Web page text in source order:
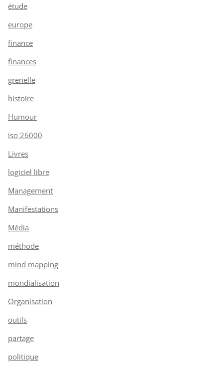
étude
europe
finance
finances
grenelle
histoire
Humour
iso 26000
Livres
logiciel libre
Management
Manifestations
Média
méthode
mind mapping
mondialisation
Organisation
outils
partage
politique